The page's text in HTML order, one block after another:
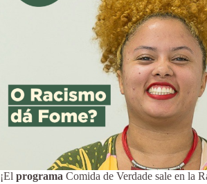
¡El programa Comida de Verdade sale en la